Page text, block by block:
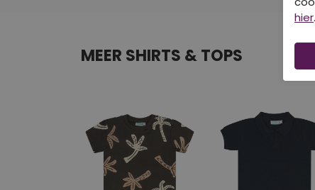
MEER SHIRTS & TOPS
hier.